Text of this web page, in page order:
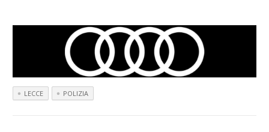
LECCE POLIZIA